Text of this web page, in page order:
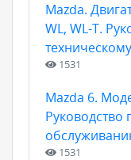
Mazda.
WL, WL-T.
1531
Mazda 6.
Руководство
1531